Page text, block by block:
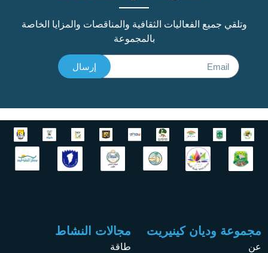
وتلقي جميع الفعاليات الثقافية والمناقصات والمزايا الخاصة
بالمجموعة
إرسال
مجموعة وديان كينيريت
عن
مجالات النشاط
طاقة